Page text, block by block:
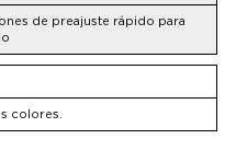
de preajuste rápido para
colores.